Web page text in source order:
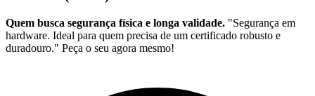
Quem busca segurança física e longa validade. "Segurança em
hardware. Ideal para quem precisa de um certificado robusto e
duradouro." Peça o seu agora mesmo!